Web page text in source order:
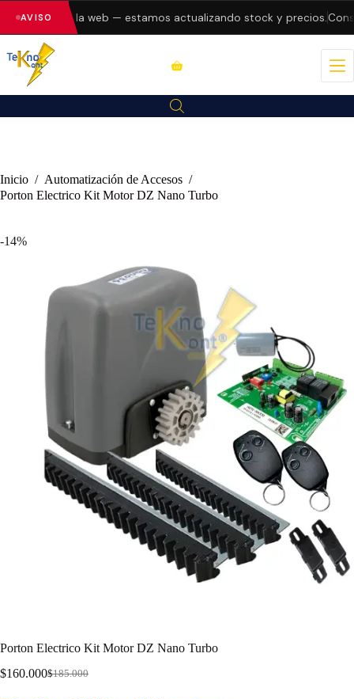
AVISO
errores en la web — estamos actualizando stock y precios.
Inicio / Automatización de Accesos /
Porton Electrico Kit Motor DZ Nano Turbo
-14%
Porton Electrico Kit Motor DZ Nano Turbo
$185.000
$160.000